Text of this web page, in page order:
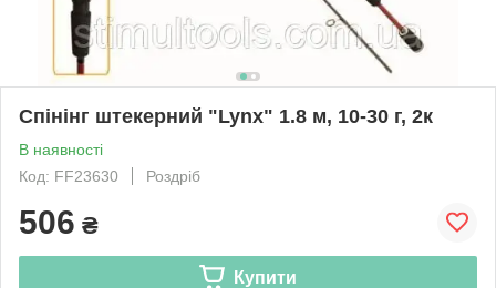
Спінінг штекерний "Lynx" 1.8 м, 10-30 г, 2к
В наявності
Код: FF23630
Роздріб
506 ₴
Купити